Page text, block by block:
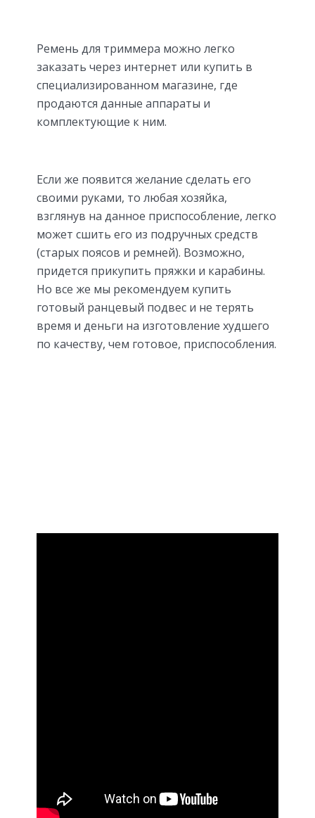
Ремень для триммера можно легко
заказать через интернет или купить в
специализированном магазине, где
продаются данные аппараты и
комплектующие к ним.
Если же появится желание сделать его
своими руками, то любая хозяйка,
взглянув на данное приспособление, легко
может сшить его из подручных средств
(старых поясов и ремней). Возможно,
придется прикупить пряжки и карабины.
Но все же мы рекомендуем купить
готовый ранцевый подвес и не терять
время и деньги на изготовление худшего
по качеству, чем готовое, приспособления.